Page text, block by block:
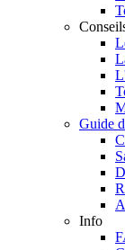
Guide
Info